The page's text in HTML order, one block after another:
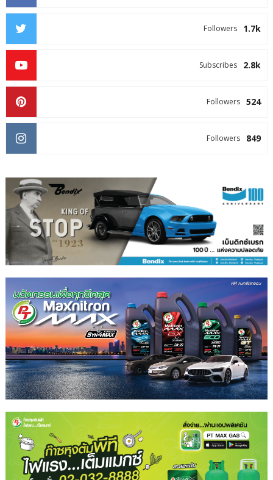
1.7k
Followers
2.8k
Subscribes
524
Followers
849
Followers